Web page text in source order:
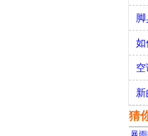
如
猜